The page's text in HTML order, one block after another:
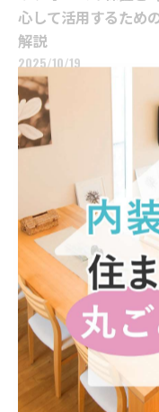
心して活用するため
解説
2025/10/19
最